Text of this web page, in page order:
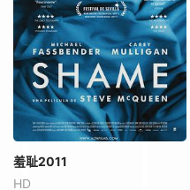
羞耻2011
HD